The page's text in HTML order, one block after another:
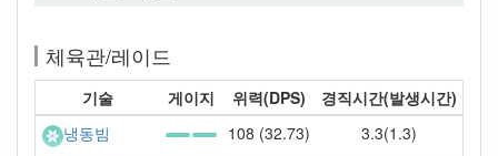
체육관/레이드
기술 게이지 위력(DPS)
경직시간(발생시간)
냉동빔
108 (32.73)
3.3(1.3)